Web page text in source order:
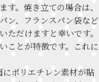
。焼き立ての場合は、
ン、フランスパン袋など
だけますと幸いです。
ことが特徴です。これに
ポリエチレン素材が貼